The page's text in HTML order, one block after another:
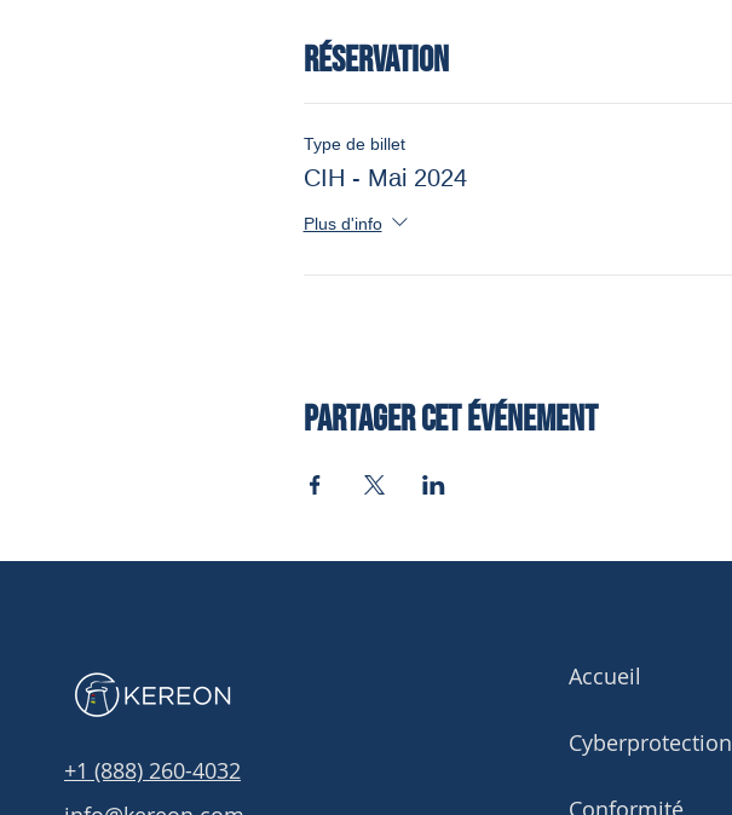
Réservation
Type de billet
CIH - Mai 2024
Plus d'info
Partager cet événement
+1 (888) 260-4032
Accueil
Cyberprotection
Conformité